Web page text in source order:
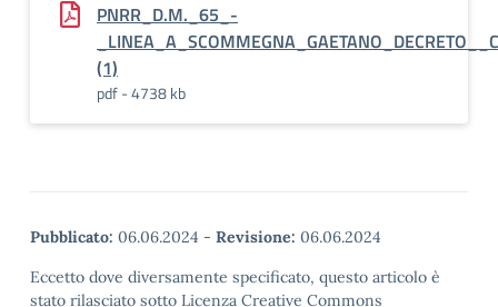
PNRR_D.M._65_-
(1)
pdf - 4738 kb
Pubblicato: 06.06.2024 - Revisione: 06.06.2024
Eccetto dove diversamente specificato, questo articolo è
stato rilasciato sotto Licenza Creative Commons